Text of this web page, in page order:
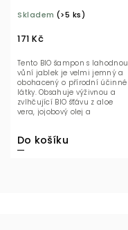
Skladem (>5 ks)
171 Kč
Do košíku
Tento BIO šampon s lahodnou
vůní jablek je velmi jemný a
obohacený o přírodní účinné
látky. Obsahuje výživnou a
zvlhčující BIO šťávu z aloe
vera, jojobový olej a